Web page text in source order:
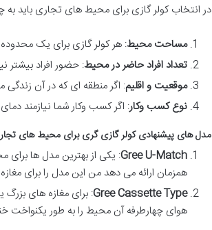
در انتخاب کولر گازی برای محیط های تجاری باید به
مساحت محیط: هر کولر گازی برای یک
تعداد افراد حاضر در محیط: حضور افراد بیشتر
موقعیت و اقلیم: اگر منطقه ای که در آن زندگی
نوع کسب وکار: اگر کسب وکار شما نیازمند
مدل های پیشنهادی کولر گازی گری برای محیط های
Gree U-Match: یکی از بهترین مدل ها
همزمان ارائه می دهد من این مدل را برای
Gree Cassette Type: برای مغازه های
هوای چهارطرفه آن محیط را به طور یکنواخت